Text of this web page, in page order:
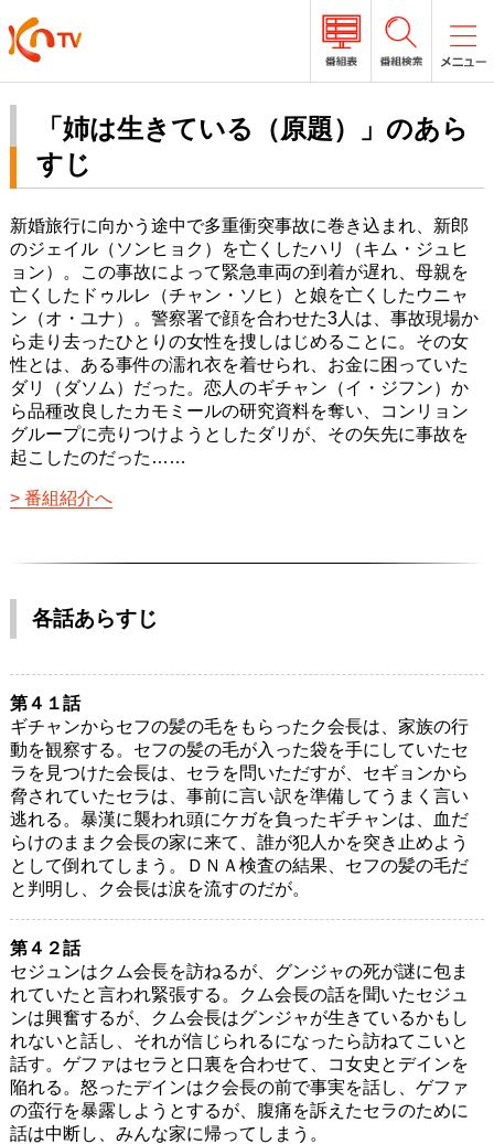
「姉は生きている（原題）」のあら
すじ
新婚旅行に向かう途中で多重衝突事故に巻き込まれ、新郎
のジェイル（ソンヒョク）を亡くしたハリ（キム・ジュヒ
ョン）。この事故によって緊急車両の到着が遅れ、母親を
亡くしたドゥルレ（チャン・ソヒ）と娘を亡くしたウニャ
ン（オ・ユナ）。警察署で顔を合わせた3人は、事故現場か
ら走り去ったひとりの女性を捜しはじめることに。その女
性とは、ある事件の濡れ衣を着せられ、お金に困っていた
ダリ（ダソム）だった。恋人のギチャン（イ・ジフン）か
ら品種改良したカモミールの研究資料を奪い、コンリョン
グループに売りつけようとしたダリが、その矢先に事故を
起こしたのだった……
番組紹介へ
各話あらすじ
第４１話
ギチャンからセフの髪の毛をもらったク会長は、家族の行
動を観察する。セフの髪の毛が入った袋を手にしていたセ
ラを見つけた会長は、セラを問いただすが、セギョンから
脅されていたセラは、事前に言い訳を準備してうまく言い
逃れる。暴漢に襲われ頭にケガを負ったギチャンは、血だ
らけのままク会長の家に来て、誰が犯人かを突き止めよう
として倒れてしまう。ＤＮＡ検査の結果、セフの髪の毛だ
と判明し、ク会長は涙を流すのだが。
第４２話
セジュンはクム会長を訪ねるが、グンジャの死が謎に包ま
れていたと言われ緊張する。クム会長の話を聞いたセジュ
ンは興奮するが、クム会長はグンジャが生きているかもし
れないと話し、それが信じられるになったら訪ねてこいと
話す。ゲファはセラと口裏を合わせて、コ女史とデインを
陥れる。怒ったデインはク会長の前で事実を話し、ゲファ
の蛮行を暴露しようとするが、腹痛を訴えたセラのために
話は中断し、みんな家に帰ってしまう。